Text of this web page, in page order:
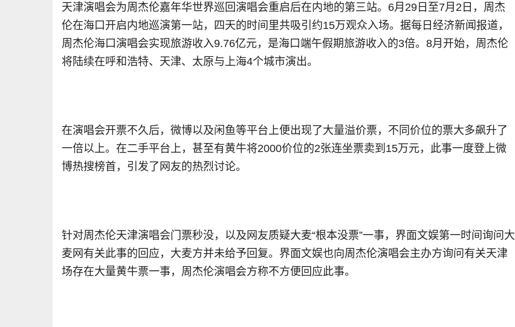
天津演唱会为周杰伦嘉年华世界巡回演唱会重启后在内地的第三站。 6月 29 日至7月 2 日 ，周杰
伦在海口开启内地巡演第一站， 四天的时间里共吸引约15万观众入场。 据每日经济新闻报道 ，
周杰伦海口演唱会实现旅游收入9.76亿元， 是海口端午假期旅游收入的3倍。 8月开始， 周杰伦
将陆续在呼和浩特、 天津、 太原与上海4个城市演出。
在演唱会开票不久后，微博以及闲鱼等平台上便出现了大量溢价票，不同价位的票大多飙升了
一倍以上。在二手平台上，甚至有黄牛将2000价位的2张连坐票卖到15万元，此事一度登上微
博热搜榜首，引发了网友的热烈讨论。
针对周杰伦天津演唱会门票秒没， 以及网友质疑大麦“根本没票”一事， 界面文娱第一时间询问大
麦网有关此事的回应 ， 大麦方并未给予回复。 界面文娱也向周杰伦演唱会主办方询问有关天津
场存在大量黄牛票一事， 周杰伦演唱会方称不方便回应此事。